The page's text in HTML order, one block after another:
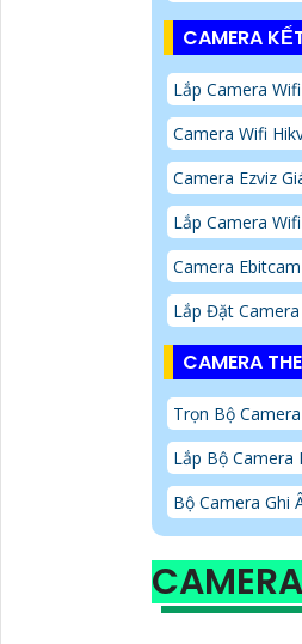
CAMERA
Lắp Camera
Camera Wifi
Camera Ezviz
Lắp Camera
Camera
Lắp Đặt
CAMERA
Trọn Bộ
Lắp Bộ Camera
Bộ Camera Ghi